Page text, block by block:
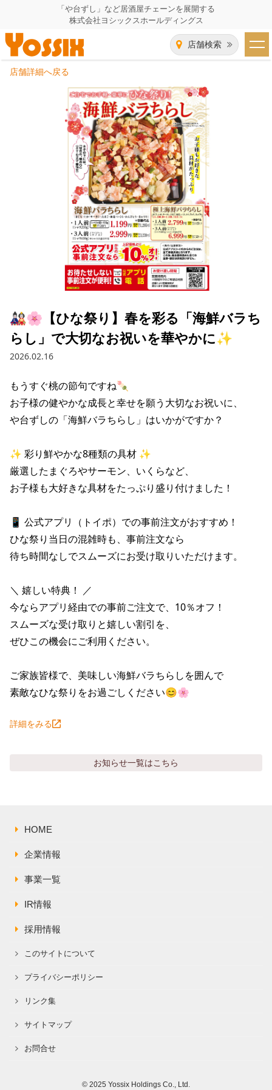
「や台ずし」など居酒屋チェーンを展開する
株式会社ヨシックスホールディングス
店舗検索
HOME
企業情報
企業情報トップ
代表者あいさつ
グループ会社
会社概要
経営陣
組織図
所在地
飲食事業紹介
飲食事業紹介トップ
や台ずし
ニパチ
これや
焼とりてっぱん
せんと
海老どて食堂
華花
IR（株主・投資家）情報
IR情報トップ
会長メッセージ
コーポレートガバナンス
財務情報
業績推移
財政状況
株式情報
IRライブラリ
決算短信
決算説明資料
株主通信
株主総会関連資料
適時開示資料
株価情報
株主優待
電子公告
FAQ
採用情報トップ
パート・アルバイト
店舗物件・店舗施工管理業者の募集
お問い合わせ
お問い合わせトップ
ご意見・アンケート（ご来店の方）
このサイトについて
プライバシーポリシー
リンク集
サイトマップ
店舗詳細へ戻る
🎎🌸【ひな祭り】春を彩る「海鮮バラち
らし」で大切なお祝いを華やかに✨
2026.02.16
もうすぐ桃の節句ですね🍡
お子様の健やかな成長と幸せを願う大切なお祝いに、
や台ずしの「海鮮バラちらし」はいかがですか？
✨ 彩り鮮やかな8種類の具材 ✨
厳選したまぐろやサーモン、いくらなど、
お子様も大好きな具材をたっぷり盛り付けました！
📱 公式アプリ（トイポ）での事前注文がおすすめ！
ひな祭り当日の混雑時も、事前注文なら
待ち時間なしでスムーズにお受け取りいただけます。
＼ 嬉しい特典！ ／
今ならアプリ経由での事前ご注文で、10％オフ！
スムーズな受け取りと嬉しい割引を、
ぜひこの機会にご利用ください。
ご家族皆様で、美味しい海鮮バラちらしを囲んで
素敵なひな祭りをお過ごしください😊🌸
詳細をみる
お知らせ一覧はこちら
HOME
企業情報
事業一覧
IR情報
採用情報
このサイトについて
プライバシーポリシー
リンク集
サイトマップ
お問合せ
© 2025 Yossix Holdings Co., Ltd.